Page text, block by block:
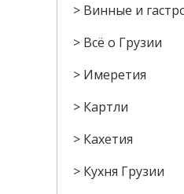
Винные и
Всё о Грузии
Имеретия
Картли
Кахетия
Кухня Грузии